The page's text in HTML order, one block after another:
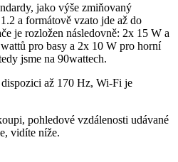
jako výše zmiňovaný
a formátově vzato jde až do
je rozložen následovně: 2x 15 W a
pro basy a 2x 10 W pro horní
jsme na 90wattech.
až 170 Hz, Wi-Fi je
pohledové vzdálenosti udávané
vidíte níže.